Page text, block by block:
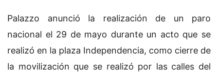
Palazzo anunció la realización de un paro
nacional el 29 de mayo durante un acto que se
realizó en la plaza Independencia, como cierre de
la movilización que se realizó por las calles del